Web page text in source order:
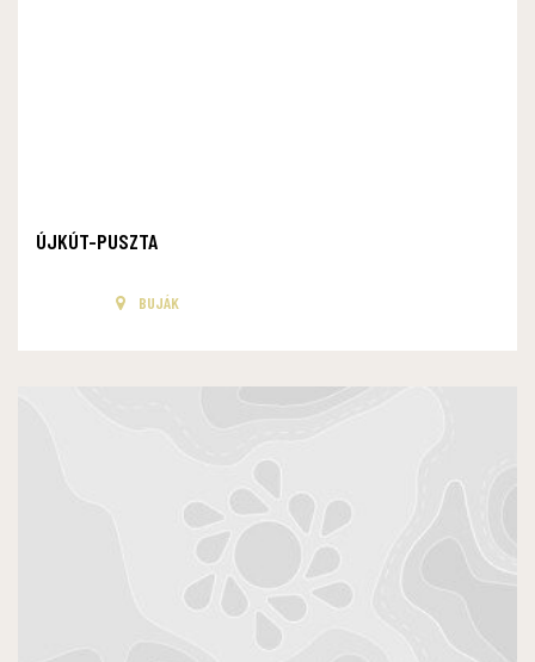
ÚJKÚT-PUSZTA
BUJÁK